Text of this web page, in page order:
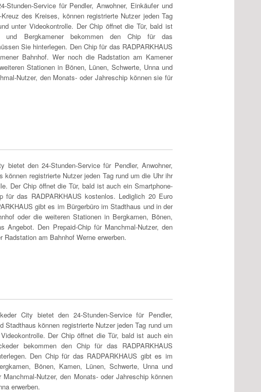
Service für Pendler, Anwohner, Einkäufer und
des Kreises, können registrierte Nutzer jeden Tag
unter Videokontrolle. Der Chip öffnet die Tür, bald ist
und Bergkamener bekommen den Chip für das
Sie hinterlegen. Den Chip für das RADPARKHAUS
Bahnhof. Wer noch die Radstation am Kamener
Stationen in Bönen, Lünen, Schwerte, Unna und
Nutzer, den Monats- oder Jahreschip können sie für
bietet den 24-Stunden-Service für Pendler, Anwohner,
registrierte Nutzer jeden Tag rund um die Uhr ihr
Der Chip öffnet die Tür, bald ist auch ein Smartphone-
für das RADPARKHAUS kostenlos. Lediglich 20 Euro
gibt es im Bürgerbüro im Stadthaus und in der
oder die weiteren Stationen in Bergkamen, Bönen,
Den Prepaid-Chip für Manchmal-Nutzer, den
am Bahnhof Werne erwerben.
City bietet den 24-Stunden-Service für Pendler,
können registrierte Nutzer jeden Tag rund um
Der Chip öffnet die Tür, bald ist auch ein
bekommen den Chip für das RADPARKHAUS
Den Chip für das RADPARKHAUS gibt es im
Bönen, Kamen, Lünen, Schwerte, Unna und
Nutzer, den Monats- oder Jahreschip können
erwerben.